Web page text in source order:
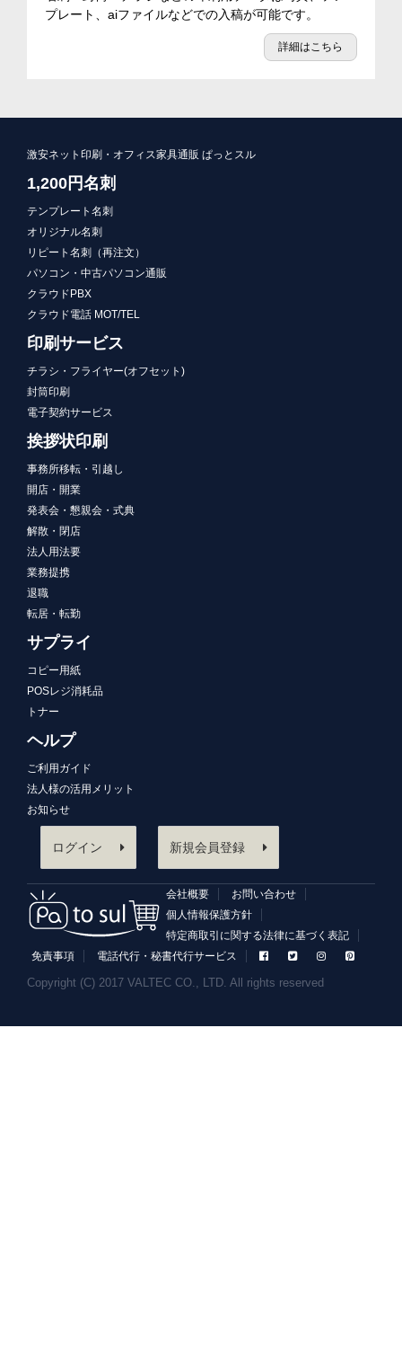
プレート、aiファイルなどでの入稿が可能です。
詳細はこちら
激安ネット印刷・オフィス家具通販 ぱっとスル
1,200円名刺
テンプレート名刺
オリジナル名刺
リピート名刺（再注文）
パソコン・中古パソコン通販
クラウドPBX
クラウド電話 MOT/TEL
印刷サービス
チラシ・フライヤー(オフセット)
封筒印刷
電子契約サービス
挨拶状印刷
事務所移転・引越し
開店・開業
発表会・懇親会・式典
解散・閉店
法人用法要
業務提携
退職
転居・転勤
サプライ
コピー用紙
POSレジ消耗品
トナー
ヘルプ
ご利用ガイド
法人様の活用メリット
お知らせ
ログイン 新規会員登録
会社概要
お問い合わせ
個人情報保護方針
特定商取引に関する法律に基づく表記
免責事項
電話代行・秘書代行サービス
Copyright (C) 2017 VALTEC CO., LTD. All rights reserved